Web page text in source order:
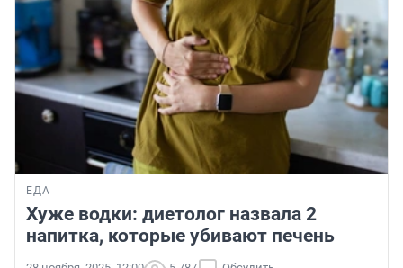
ЕДА
Хуже водки: диетолог назвала 2
напитка, которые убивают печень